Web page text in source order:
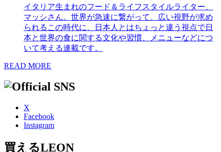
イタリア生まれのフード＆ライフスタイルライター、
マッシさん。世界が急速に繋がって、広い視野が求め
られるこの時代に、日本人とはちょっと違う視点で日
本と世界の食に関する文化や習慣、メニューなどにつ
いて考える連載です。
READ MORE
X
Facebook
Instagram
買えるLEON